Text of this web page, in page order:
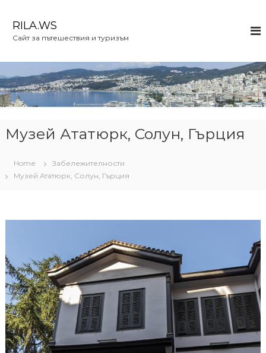
c
o
n
RILA.WS
Сайт за пътешествия и туризъм
Музей Ататюрк, Солун, Гърция
Home
Забележителности
Музей Ататюрк, Солун, Гърция